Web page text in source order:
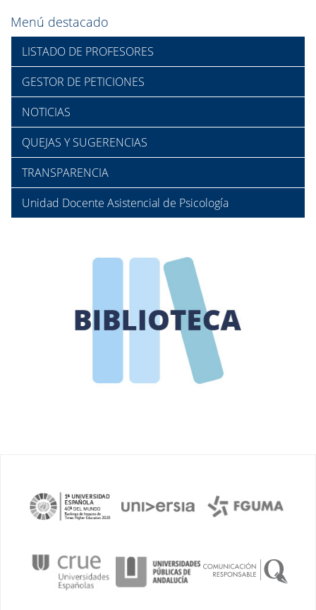
Menú destacado
LISTADO DE PROFESORES
GESTOR DE PETICIONES
NOTICIAS
QUEJAS Y SUGERENCIAS
TRANSPARENCIA
Unidad Docente Asistencial de Psicología